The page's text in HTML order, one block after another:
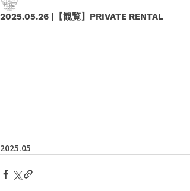
2025.05.26 |【観覧】PRIVATE RENTAL
2025.05